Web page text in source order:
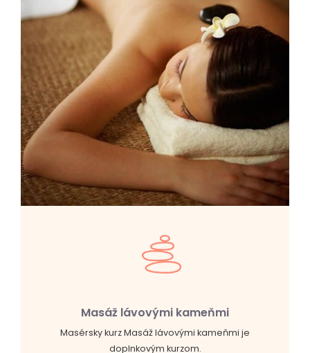
Masáž lávovými kameňmi
Masérsky kurz Masáž lávovými kameňmi je
doplnkovým kurzom.